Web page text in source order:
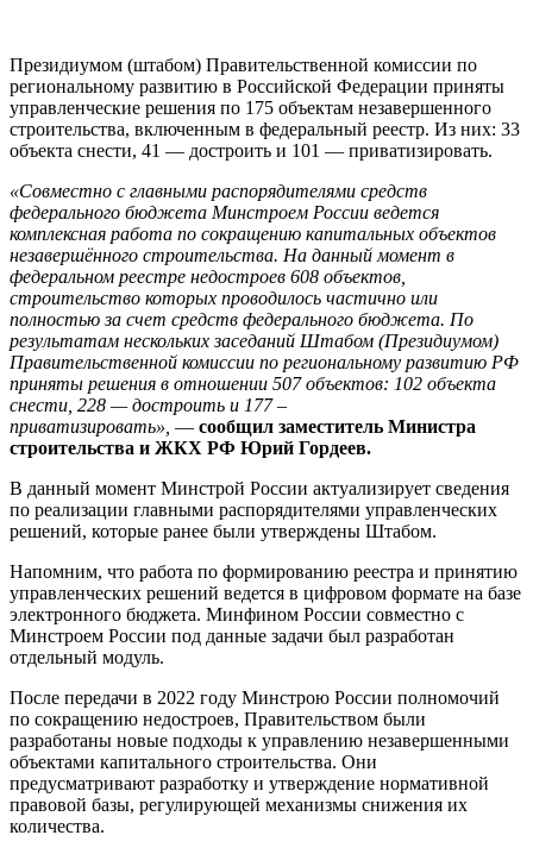
Президиумом (штабом) Правительственной комиссии по
региональному развитию в Российской Федерации приняты
управленческие решения по 175 объектам незавершенного
строительства, включенным в федеральный реестр. Из них: 33
объекта снести, 41 — достроить и 101 — приватизировать.
«Совместно с главными распорядителями средств
федерального бюджета Минстроем России ведется
комплексная работа по сокращению капитальных объектов
незавершённого строительства. На данный момент в
федеральном реестре недостроев 608 объектов,
строительство которых проводилось частично или
полностью за счет средств федерального бюджета. По
результатам нескольких заседаний Штабом (Президиумом)
Правительственной комиссии по региональному развитию РФ
приняты решения в отношении 507 объектов: 102 объекта
снести, 228 — достроить и 177 –
приватизировать», — сообщил заместитель Министра
строительства и ЖКХ РФ Юрий Гордеев.
В данный момент Минстрой России актуализирует сведения
по реализации главными распорядителями управленческих
решений, которые ранее были утверждены Штабом.
Напомним, что работа по формированию реестра и принятию
управленческих решений ведется в цифровом формате на базе
электронного бюджета. Минфином России совместно с
Минстроем России под данные задачи был разработан
отдельный модуль.
После передачи в 2022 году Минстрою России полномочий
по сокращению недостроев, Правительством были
разработаны новые подходы к управлению незавершенными
объектами капитального строительства. Они
предусматривают разработку и утверждение нормативной
правовой базы, регулирующей механизмы снижения их
количества.